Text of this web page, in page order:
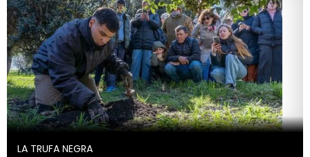
LA TRUFA NEGRA